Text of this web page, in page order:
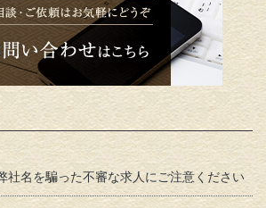
社名を騙った不審な求人にご注意ください